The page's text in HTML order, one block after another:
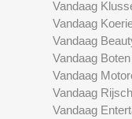
Vandaag
Vandaag
Vandaag
Vandaag Boten
Vandaag
Vandaag
Vandaag